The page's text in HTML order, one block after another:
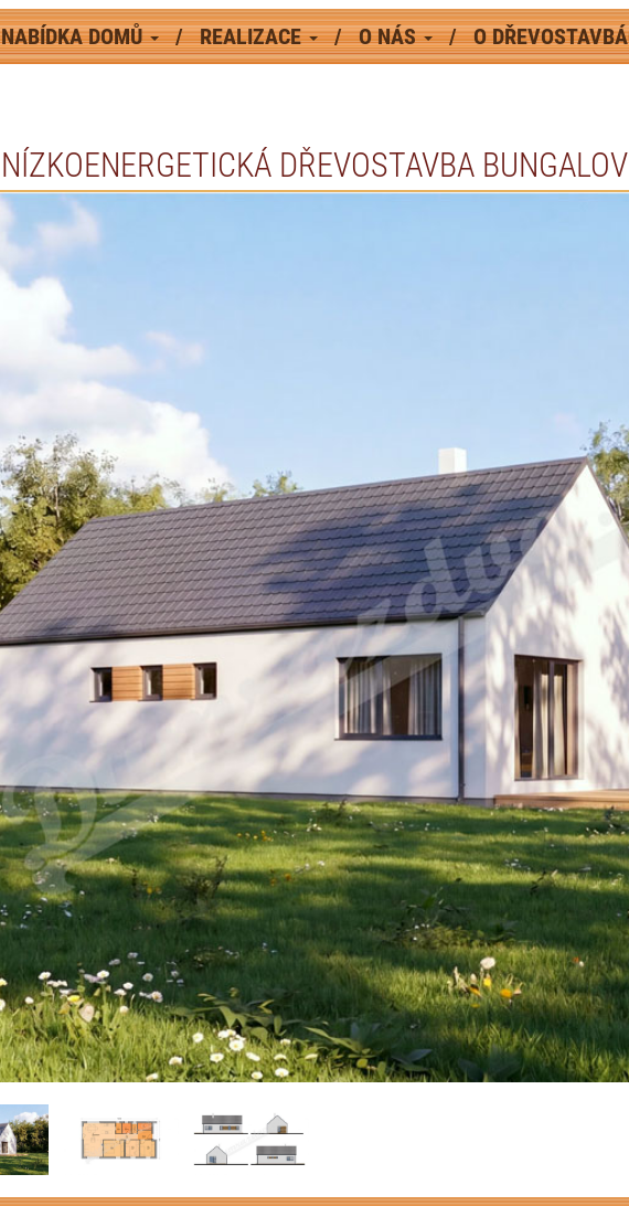
NABÍDKA DOMŮ REALIZACE O NÁS O
NÍZKOENERGETICKÁ DŘEVOSTAVBA